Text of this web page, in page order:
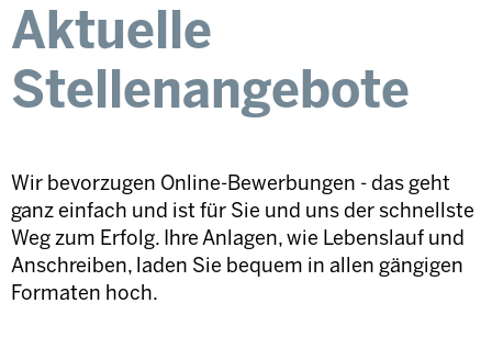
Aktuelle
Stellenangebote
Wir bevorzugen Online-Bewerbungen - das geht
ganz einfach und ist für Sie und uns der schnellste
Weg zum Erfolg. Ihre Anlagen, wie Lebenslauf und
Anschreiben, laden Sie bequem in allen gängigen
Formaten hoch.